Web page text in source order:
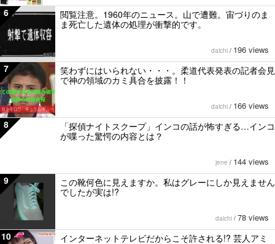
6
閲覧注意。1960年のニュース。山で遭難。宙づりのま
ま死亡した遺体の処理が衝撃的です。
daichi / 196 views
7
笑わずにはいられない・・・。柔道代表発表の記者会見
で神の領域のカミ具合を披露！！
daichi / 166 views
8
「探偵ナイトスクープ」インコの話が怖すぎる…インコ
が喋った驚愕の内容とは？
jene / 144 views
9
この靴何色に見えますか。私はグレーにしか見えません
でしたが実は!?
daichi / 78 views
10
インターネットテレビだからこそ許される!? 芸人アミ